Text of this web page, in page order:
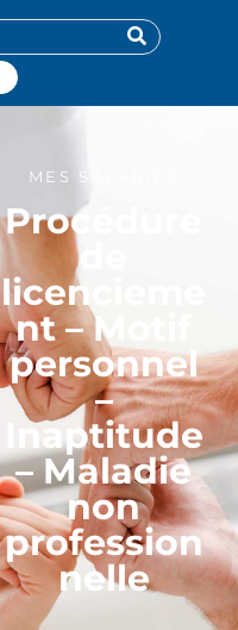
MES SALARIÉS
Procédure
licencieme
nt – Motif
personnel
–
Inaptitude
– Maladie
non
profession
nelle